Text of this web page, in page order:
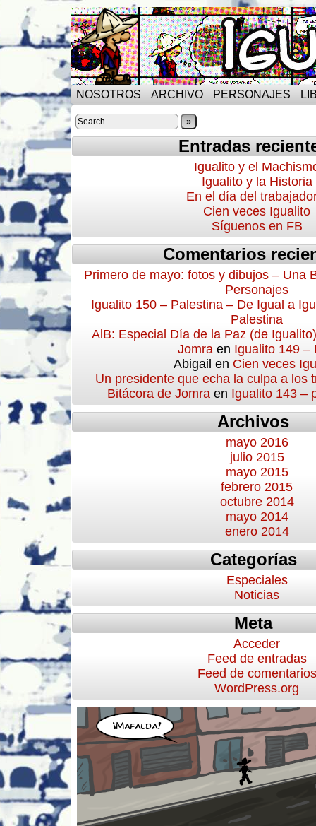
NOSOTROS ARCHIVO PERSONAJES
»
Entradas
Igualito y el
Igualito y la Historia
En el día del
Cien veces Igualito
Síguenos en FB
Comentarios
Primero de mayo: fotos y dibujos – Una
Personajes
Igualito 150 – Palestina – De Igual a
Palestina
AlB: Especial Día de la Paz (de
Jomra en Igualito 149 –
Abigail en Cien veces
Un presidente que echa la culpa a los
Bitácora de Jomra en Igualito 143 –
Archivos
mayo 2016
julio 2015
mayo 2015
febrero 2015
octubre 2014
mayo 2014
enero 2014
Categorías
Especiales
Noticias
Meta
Acceder
Feed de entradas
Feed de comentarios
WordPress.org